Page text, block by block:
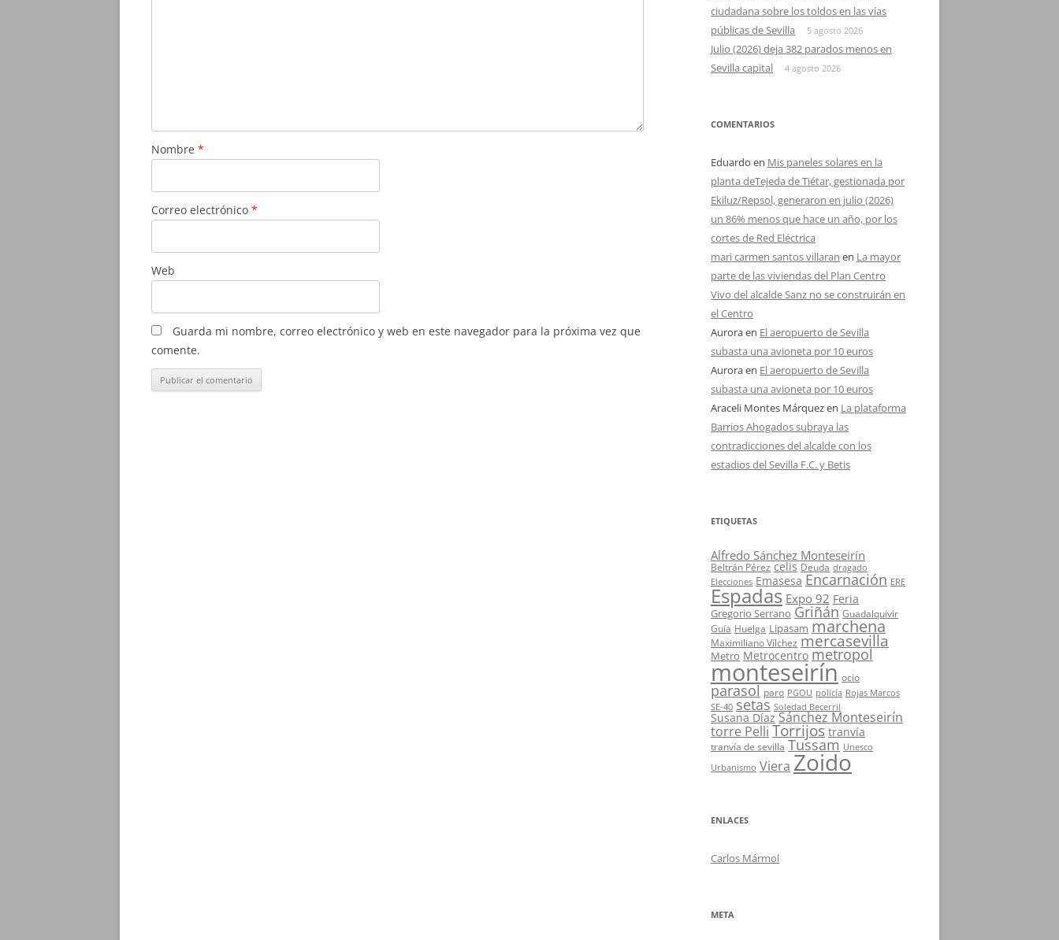
Nombre *
Correo electrónico *
Web
Guarda mi nombre, correo electrónico y web en este navegador para la próxima vez que
comente.
ciudadana sobre los toldos en las vías
públicas de Sevilla
5 agosto 2026
Julio (2026) deja 382 parados menos en
Sevilla capital
4 agosto 2026
COMENTARIOS
Eduardo en Mis paneles solares en la
planta deTejeda de Tiétar, gestionada por
Ekiluz/Repsol, generaron en julio (2026)
un 86% menos que hace un año, por los
cortes de Red Eléctrica
mari carmen santos villaran en La mayor
parte de las viviendas del Plan Centro
Vivo del alcalde Sanz no se construirán en
el Centro
Auroraen El aeropuerto de Sevilla
subasta una avioneta por 10 euros
Auroraen El aeropuerto de Sevilla
subasta una avioneta por 10 euros
Araceli Montes Márquezen La plataforma
Barrios Ahogados subraya las
contradicciones del alcalde con los
estadios del Sevilla F.C. y Betis
ETIQUETAS
Alfredo Sánchez Monteseirín
Beltrán Pérez celis Deuda dragado
Elecciones Emasesa Encarnación ERE
Espadas Expo 92 Feria
Gregorio Serrano Griñán Guadalquivir
Guía Huelga Lipasam marchena
Maximiliano Vílchez mercasevilla
Metro Metrocentro metropol
monteseirín ocio
parasol paro PGOU policía Rojas Marcos
SE-40 setas Soledad Becerril
Susana Díaz Sánchez Monteseirín
torre Pelli Torrijos tranvía
tranvía de sevilla Tussam Unesco
Urbanismo Viera Zoido
ENLACES
Carlos Mármol
META